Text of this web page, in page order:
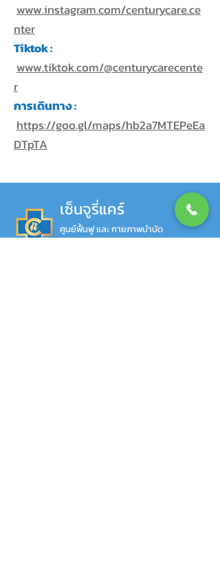
www.instagram.com/centurycare.ce
nter
Tiktok :
www.tiktok.com/@centurycarecente
r
การเดินทาง :
https://goo.gl/maps/hb2a7MTEPeEa
DTpTA
เซ็นจูรี่แคร์
ศูนย์ฟื้นฟู และ กายภาพบำบัด
ซอยลาดกระบัง 24/1 แขวงลาดกระบัง